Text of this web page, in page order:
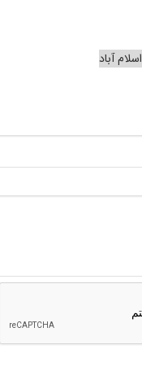
اسلام آباد